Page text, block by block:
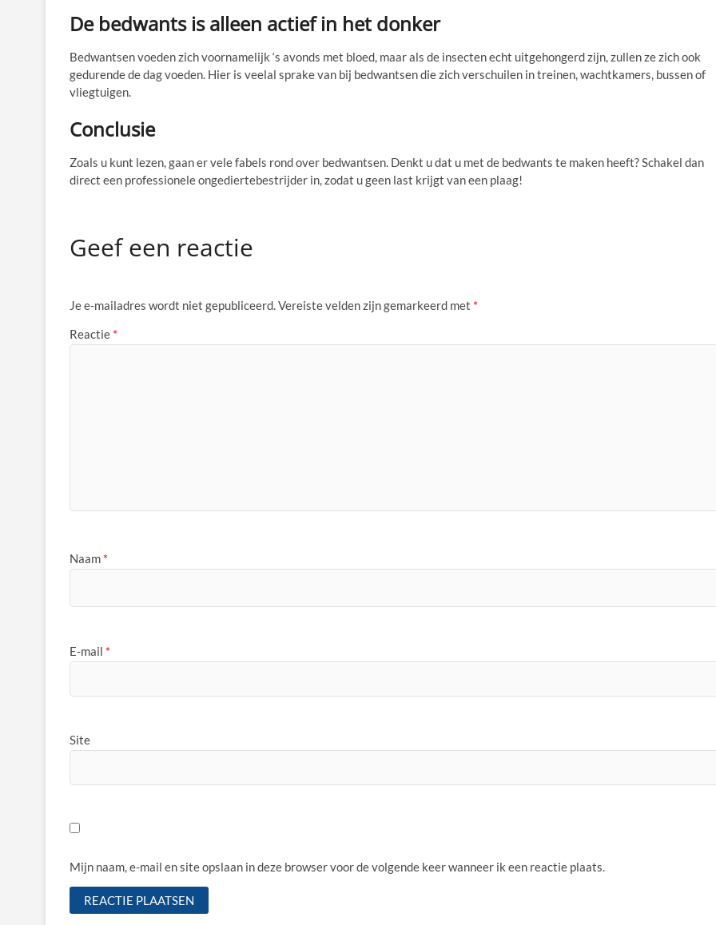
De bedwants is alleen actief in het donker
Bedwantsen voeden zich voornamelijk ‘s avonds met bloed, maar als de insecten echt uitgehongerd zijn, zullen ze zich ook
gedurende de dag voeden. Hier is veelal sprake van bij bedwantsen die zich verschuilen in treinen, wachtkamers, bussen of
vliegtuigen.
Conclusie
Zoals u kunt lezen, gaan er vele fabels rond over bedwantsen. Denkt u dat u met de bedwants te maken heeft? Schakel dan
direct een professionele ongediertebestrijder in, zodat u geen last krijgt van een plaag!
Geef een reactie
Je e-mailadres wordt niet gepubliceerd.Vereiste velden zijn gemarkeerd met *
Reactie *
Naam *
E-mail *
Site
Mijn naam, e-mail en site opslaan in deze browser voor de volgende keer wanneer ik een reactie plaats.